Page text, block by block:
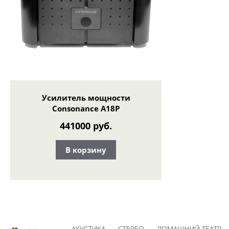
Усилитель мощности
Consonance A18P
441000 руб.
В корзину